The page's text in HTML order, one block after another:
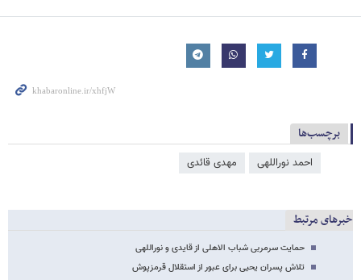
برچسب‌ها
احمد نوراللهی مهدی قائدی
خبرهای مرتبط
حمایت سرمربی شباب الاهلی از قایدی و نوراللهی
تلاش پسران یحیی برای عبور از استقلال قرمزپوش